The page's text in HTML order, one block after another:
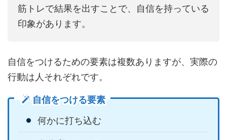
筋トレで結果を出すことで、自信を持っている
印象があります。
自信をつけるための要素は複数ありますが、実際の
行動は人それぞれです。
自信をつける要素
何かに打ち込む